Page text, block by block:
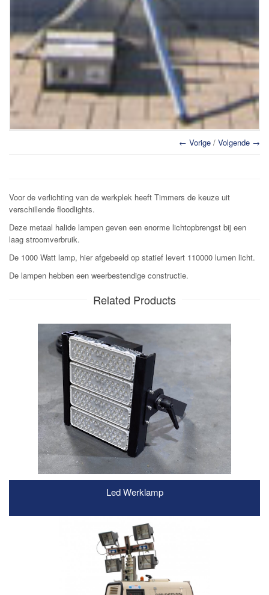
← Vorige / Volgende →
Voor de verlichting van de werkplek heeft Timmers de keuze uit
verschillende floodlights.
Deze metaal halide lampen geven een enorme lichtopbrengst bij een
laag stroomverbruik.
De 1000 Watt lamp, hier afgebeeld op statief levert 110000 lumen licht.
De lampen hebben een weerbestendige constructie.
Related Products
Led Werklamp